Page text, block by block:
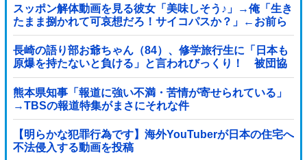
スッポン解体動画を見る彼女「美味しそう♪」→俺「生き
たまま捌かれて可哀想だろ！サイコパスか？」←お前ら
どっち？
長崎の語り部お爺ちゃん（84）、修学旅行生に「日本も
原爆を持たないと負ける」と言われびっくり！ 被団協
代表（85）も中学生に「核を持たないで日本...
熊本県知事「報道に強い不満・苦情が寄せられている」
→TBSの報道特集がまさにそれな件
【明らかな犯罪行為です】海外YouTuberが日本の住宅へ
不法侵入する動画を投稿